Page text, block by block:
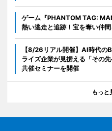
ゲーム『PHANTOM TAG:
熱い逃走と追跡！宝を奪い仲
【8/26リアル開催】AI時代の
ライズ企業が見据える「その
共催セミナーを開催
もっと